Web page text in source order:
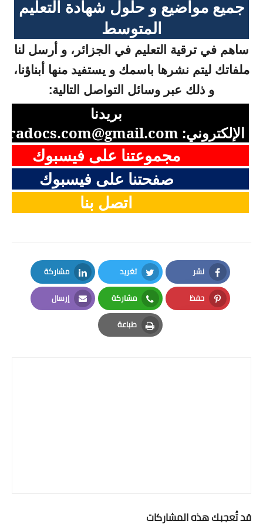
جميع مواضيع و حلول شهادة التعليم
المتوسط
ساهم في ترقية التعليم في الجزائر، و أرسل لنا
ملفاتك ليتم نشرها باسمك و يستفيد منها أبناؤنا،
و ذلك عبر وسائل التواصل التالية:
بريدنا
الإلكتروني:
مجموعتنا على فيسبوك
صفحتنا على فيسبوك
اتصل بنا
نشر
Facebook
تغريد
Twitter
مشاركة
LinkedIn
حفظ
Pinterest
مشاركة
Whatsapp
إرسال
Email
طباعة
Print
قد تُعجبك هذه المشاركات